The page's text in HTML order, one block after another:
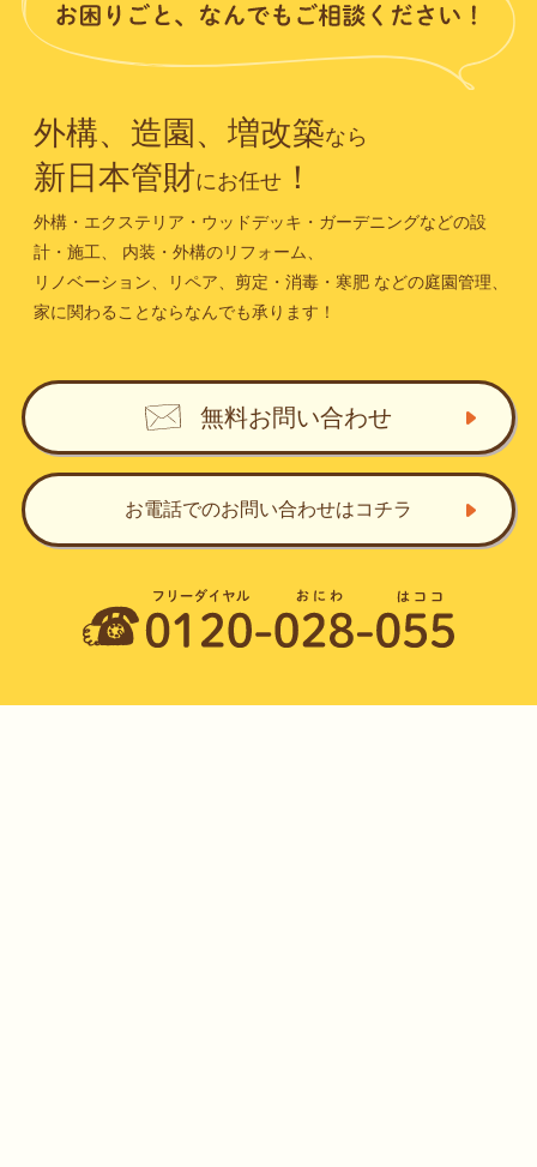
外構、造園、増改築なら
新日本管財にお任せ！
外構・エクステリア・ウッドデッキ・ガーデニングなどの設
計・施工、
内装・外構のリフォーム、
リノベーション、リペア、剪定・消毒・寒肥などの庭園管理、
家に関わることならなんでも承ります！
無料お問い合わせ
お電話でのお問い合わせはコチラ